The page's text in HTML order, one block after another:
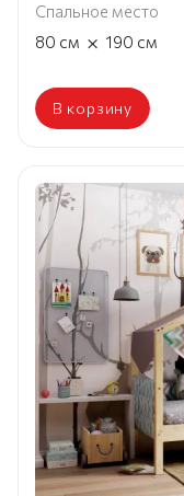
Спальное место
80 см × 190 см
В корзину